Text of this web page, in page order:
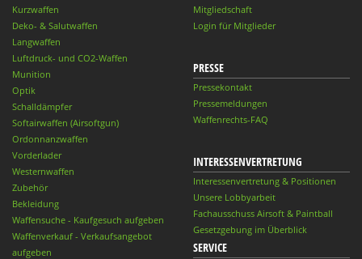
Kurzwaffen
Deko- & Salutwaffen
Langwaffen
Luftdruck- und CO2-Waffen
Munition
Optik
Schalldämpfer
Softairwaffen (Airsoftgun)
Ordonnanzwaffen
Vorderlader
Westernwaffen
Zubehör
Bekleidung
Waffensuche - Kaufgesuch aufgeben
Waffenverkauf - Verkaufsangebot
aufgeben
Mitgliedschaft
Login für Mitglieder
PRESSE
Pressekontakt
Pressemeldungen
Waffenrechts-FAQ
INTERESSENVERTRETUNG
Interessenvertretung & Positionen
Unsere Lobbyarbeit
Fachausschuss Airsoft & Paintball
Gesetzgebung im Überblick
SERVICE